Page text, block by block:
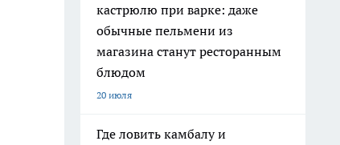
кастрюлю при варке: даже
обычные пельмени из
магазина станут ресторанным
блюдом
20 июля
Где ловить камбалу и